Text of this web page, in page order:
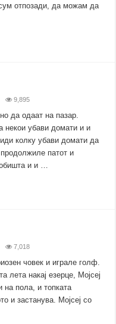
отпозади, да можам да
9,895
да одаат на пазар.
некои убави домати и и
колку убави домати да
патот и
и и …
7,018
човек и играле голф.
лета накај езерце, Мојсеј
на пола, и топката
и застанува. Мојсеј со